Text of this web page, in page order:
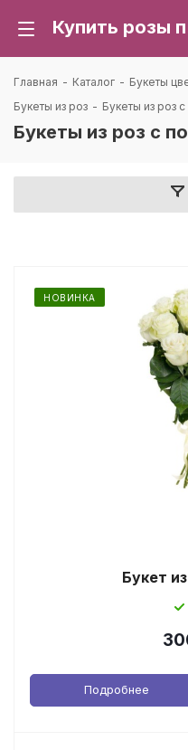
Главная - Каталог - Букеты
Букеты из роз - Букеты из роз
Букеты из роз с
НОВИНКА
Букет
Подробнее